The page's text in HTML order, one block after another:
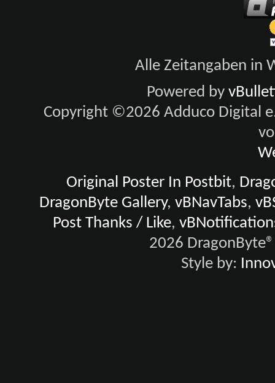
Alle Zeitangaben in
Powered by
Copyright ©2026 Adduco Digital
Original Poster In Postbit,
DragonByte Gallery,vBNavTabs,
Post Thanks / Like,
2026
Style by: